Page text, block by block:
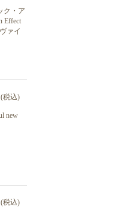
ク・ア
Effect
ァイ
税込)
new
税込)